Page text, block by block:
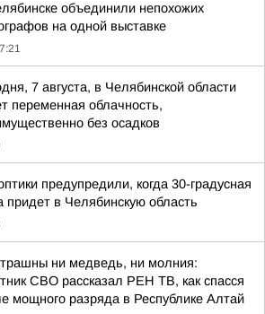
объединили непохожих
на одной выставке
7 августа, в Челябинской области
переменная облачность,
без осадков
предупредили, когда 30-градусная
придет в Челябинскую область
ни медведь, ни молния:
СВО рассказал РЕН ТВ, как спасся
мощного разряда в Республике Алтай